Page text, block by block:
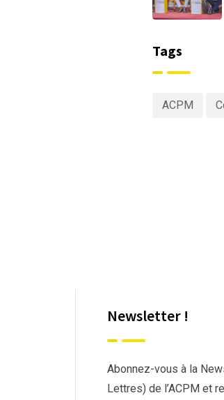
Tags
ACPM
Newsletter !
Abonnez-vous à la
Lettres) de l’ACPM et